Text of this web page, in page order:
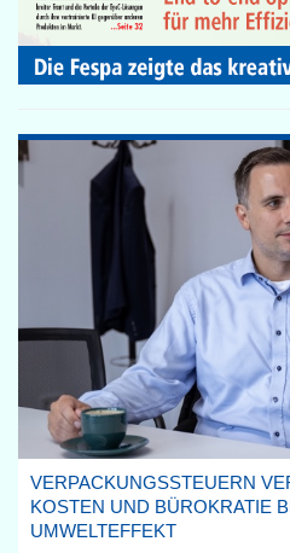
VERPACKUNGSSTEUERN
KOSTEN UND BÜROKRATIE
UMWELTEFFEKT